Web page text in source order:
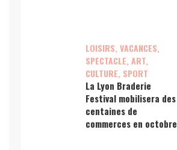
LOISIRS, VACANCES,
SPECTACLE, ART,
CULTURE, SPORT
La Lyon Braderie
Festival mobilisera des
centaines de
commerces en octobre